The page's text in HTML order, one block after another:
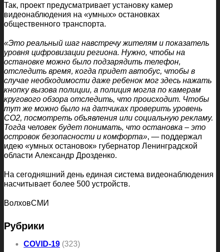
Так, проект предусматривает установку камер
видеонаблюдения на «умных» остановках
общественного транспорта.
«Это реальный шаг навстречу жителям и показатель
уровня цифровизации региона. Нужно, чтобы на
остановке можно было подзарядить телефон,
отследить время, когда придет автобус, чтобы в
случае необходимости даже ребенок мог здесь нажать
кнопку вызова полиции, а полиция могла по камерам
кругового обзора отследить, что происходит. Чтобы
тут же можно было на датчиках проверить уровень
СО2, посмотреть объявления или социальную рекламу.
Тогда человек будет понимать, что остановка – это
островок безопасности и комфорта», — поддержал
идею «умных остановок» губернатор Ленинградской
области Александр Дрозденко.
На сегодняшний день единая система видеонаблюдения
насчитывает более 500 устройств.
ВолховСМИ
Рубрики
COVID-19 (323)